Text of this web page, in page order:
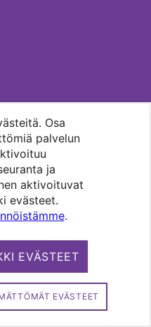
Osa
palvelun
ja
aktivoituvat
evästeet.
.
EVÄSTEET
EVÄSTEET